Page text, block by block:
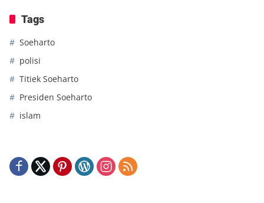
Tags
Soeharto
polisi
Titiek Soeharto
Presiden Soeharto
islam